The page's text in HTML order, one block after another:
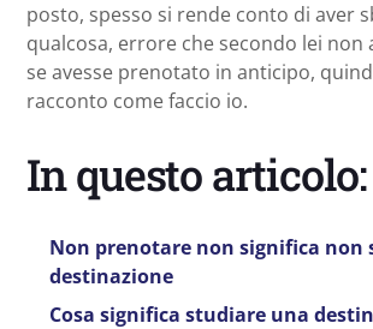
posto, spesso si rende conto di aver
qualcosa, errore che secondo lei non
se avesse prenotato in anticipo,
racconto come faccio io.
In questo articolo:
Non prenotare non significa non
destinazione
Cosa significa studiare una